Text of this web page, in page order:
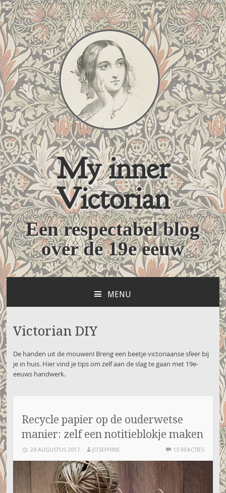
My inner
Victorian
Een respectabel blog
over de 19e eeuw
MENU
SPRINGEN
Victorian DIY
De handen uit de mouwen! Breng een beetje victoriaanse sfeer bij
je in huis. Hier vind je tips om zelf aan de slag te gaan met 19e-
eeuws handwerk.
Recycle papier op de ouderwetse
manier: zelf een notitieblokje maken
28 AUGUSTUS 2017 JOSEPHINE 15 REACTIES